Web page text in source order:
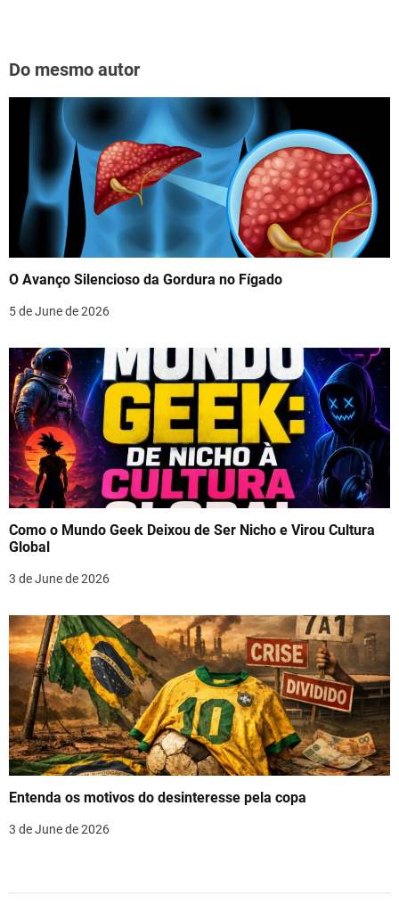
Do mesmo autor
O Avanço Silencioso da Gordura no Fígado
5 de June de 2026
Como o Mundo Geek Deixou de Ser Nicho e Virou Cultura
Global
3 de June de 2026
Entenda os motivos do desinteresse pela copa
3 de June de 2026